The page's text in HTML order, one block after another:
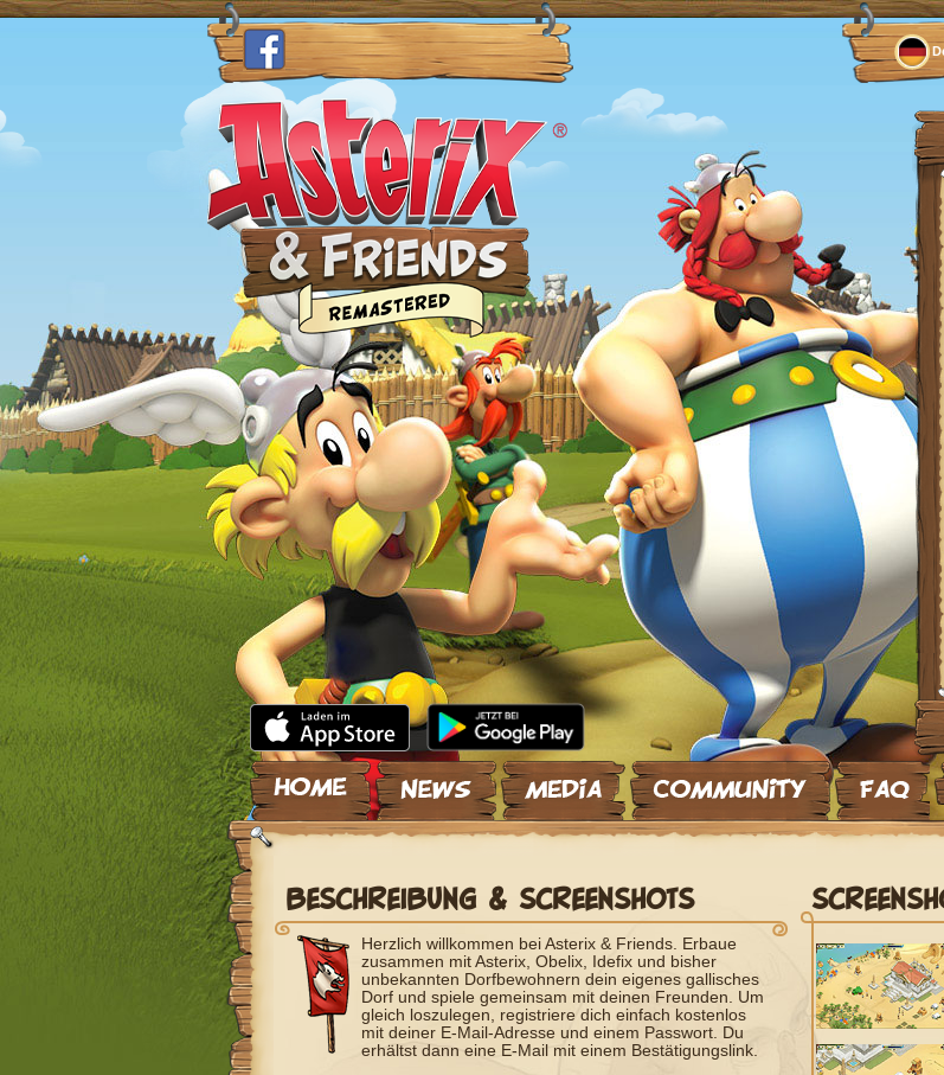
Zum Inhalt springen
BESCHREIBUNG & SCREENSHOTS
Herzlich willkommen bei Asterix & Friends. Erbaue
zusammen mit Asterix, Obelix, Idefix und bisher
unbekannten Dorfbewohnern dein eigenes gallisches
Dorf und spiele gemeinsam mit deinen Freunden. Um
gleich loszulegen, registriere dich einfach kostenlos
mit deiner E-Mail-Adresse und einem Passwort. Du
erhältst dann eine E-Mail mit einem Bestätigungslink.